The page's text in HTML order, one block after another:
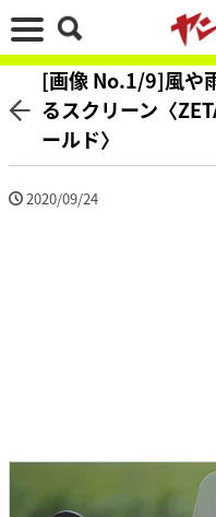
[画像 No.1/9]風や
るスクリーン〈
ールド〉
2020/09/24